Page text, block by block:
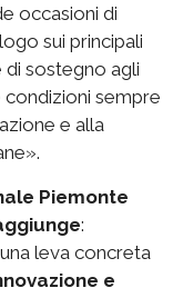
occasioni di
sui principali
di sostegno agli
sempre
e alla
Piemonte
:
leva concreta
e